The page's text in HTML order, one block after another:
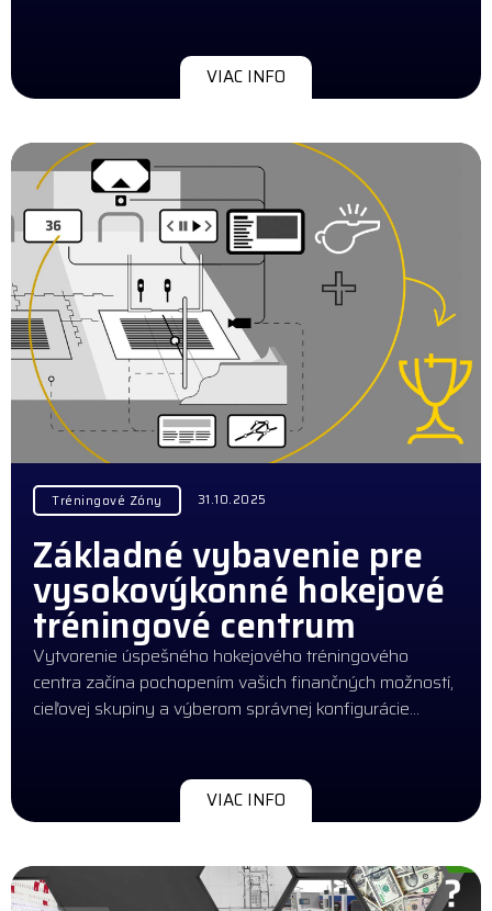
VIAC INFO
Tréningové Zóny 31.10.2025
Základné vybavenie pre
vysokovýkonné hokejové
tréningové centrum
Vytvorenie úspešného hokejového tréningového
centra začína pochopením vašich finančných možností,
cieľovej skupiny a výberom správnej konfigurácie…
VIAC INFO